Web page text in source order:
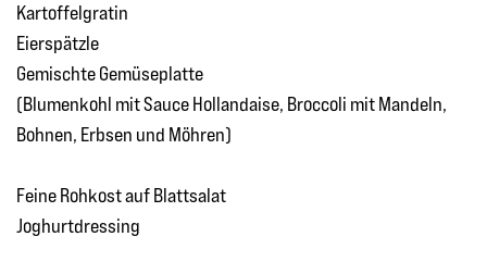
Kartoffelgratin
Eierspätzle
Gemischte Gemüseplatte
(Blumenkohl mit Sauce Hollandaise, Broccoli mit Mandeln,
Bohnen, Erbsen und Möhren)
Feine Rohkost auf Blattsalat
Joghurtdressing